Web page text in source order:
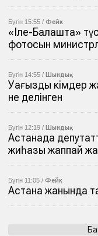
Бүгін 15:55 / Фейк
«Іле-Балқашта»
фотосын
Бүгін 14:55 / Шындық
Уағызды кімдер
не делінген
Бүгін 12:19 / Шындық
Астанада
жиһазы жаппай
Бүгін 11:05 / Фейк
Астана жанында